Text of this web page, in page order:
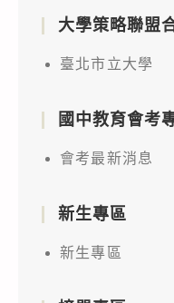
大學策略聯盟
臺北市立大學
國中教育會考
會考最新消息
新生專區
新生專區